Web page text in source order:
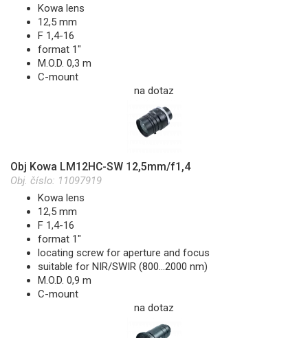
Kowa lens
12,5 mm
F 1,4-16
format 1"
M.O.D. 0,3 m
C-mount
na dotaz
Obj Kowa LM12HC-SW 12,5mm/f1,4
Obj. číslo: 11097919
Kowa lens
12,5 mm
F 1,4-16
format 1"
locating screw for aperture and focus
suitable for NIR/SWIR (800...2000 nm)
M.O.D. 0,9 m
C-mount
na dotaz